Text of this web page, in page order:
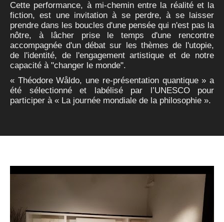
Cette performance, à mi-chemin entre la réalité et la
fiction, est une invitation à se perdre, à se laisser
prendre dans les boucles d'une pensée qui n'est pas la
nôtre, à lâcher prise le temps d'une rencontre
accompagnée d'un débat sur les thèmes de l'utopie,
de l'identité, de l'engagement artistique et de notre
capacité à "changer le monde".
« Théodore Wåldo, une re-présentation quantique » a
été sélectionné et labélisé par l’UNESCO pour
participer à « La journée mondiale de la philosophie ».